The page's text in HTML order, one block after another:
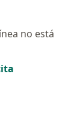
no está